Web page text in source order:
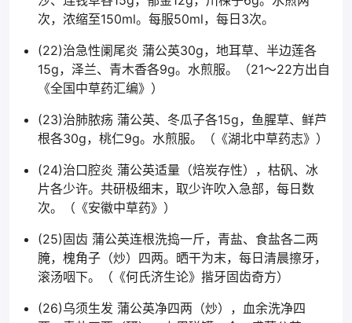
次，浓缩至150ml。每服50ml，每日3次。
(22)治急性阑尾炎 蒲公英30g，地耳草、半边莲各
15g，泽兰、青木香各9g。水煎服。（21～22方出自
《全国中草药汇编》）
(23)治肺脓疡 蒲公英、冬瓜子各15g，鱼腥草、鲜芦
根各30g，桃仁9g。水煎服。（《湖北中草药志》）
(24)治口腔炎 蒲公英适量（焙炭存性），枯矾、冰
片各少许。共研极细末，取少许吹入急部，每日数
次。（《安徽中草药》）
(25)固齿 蒲公英连根洗捣一斤，青盐、食盐各二两
腌，槐角子（炒）四两。晒干为末，每日清晨擦牙，
滚汤咽下。（《何氏济生论》揩牙固齿奇方）
(26)乌须生发 蒲公英净四两（炒），血余洗净四